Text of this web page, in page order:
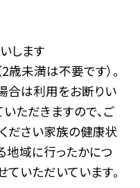
します
歳未満は不要です）。
合は利用をお断りい
ただきますので、ご
ださい家族の健康状
地域に行ったかにつ
いただいています。